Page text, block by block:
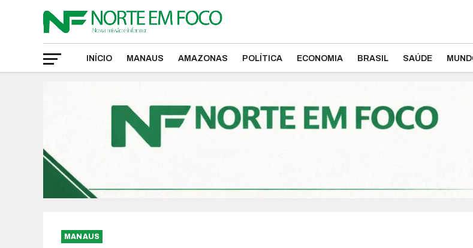
INÍCIO MANAUS AMAZONAS POLÍTICA ECONOMIA BRASIL SAÚDE
MANAUS